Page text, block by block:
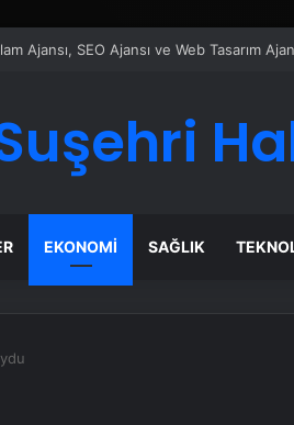
Yazılımı
EKONOMI SAĞLIK